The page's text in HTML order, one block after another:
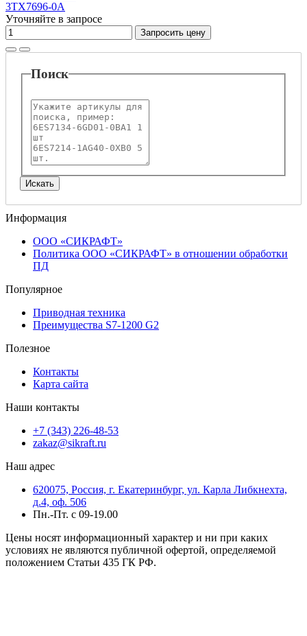
3TX7696-0A
Уточняйте в запросе
Запросить цену
Поиск
Информация
ООО «СИКРАФТ»
Политика ООО «СИКРАФТ» в отношении обработки
ПД
Популярное
Приводная техника
Преимущества S7-1200 G2
Полезное
Контакты
Карта сайта
Наши контакты
+7 (343) 226-48-53
zakaz@sikraft.ru
Наш адрес
620075, Россия, г. Екатеринбург, ул. Карла Либкнехта,
д.4, оф. 506
Пн.-Пт. с 09-19.00
Цены носят информационный характер и ни при каких
условиях не являются публичной офертой, определяемой
положением Статьи 435 ГК РФ.